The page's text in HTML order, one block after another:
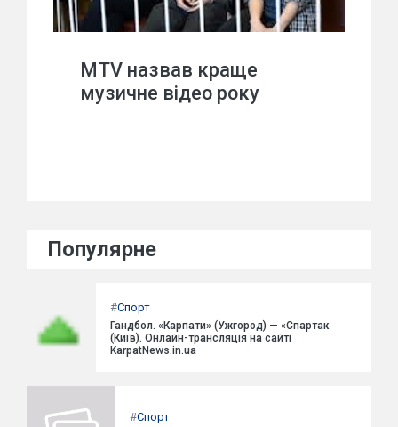
MTV назвав краще
музичне відео року
Популярне
#Спорт
Гандбол. «Карпати» (Ужгород) — «Спартак
(Київ). Онлайн-трансляція на сайті
KarpatNews.in.ua
#Спорт